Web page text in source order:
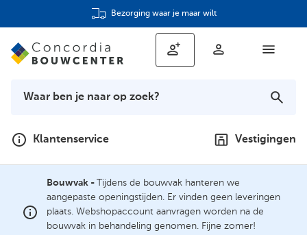
Bezorging waar je maar wilt
Klantenservice Vestigingen
Bouwvak -
Tijdens de bouwvak hanteren we
aangepaste openingstijden. Er vinden geen leveringen
plaats. Webshopaccount aanvragen worden na de
bouwvak in behandeling genomen. Fijne zomer!